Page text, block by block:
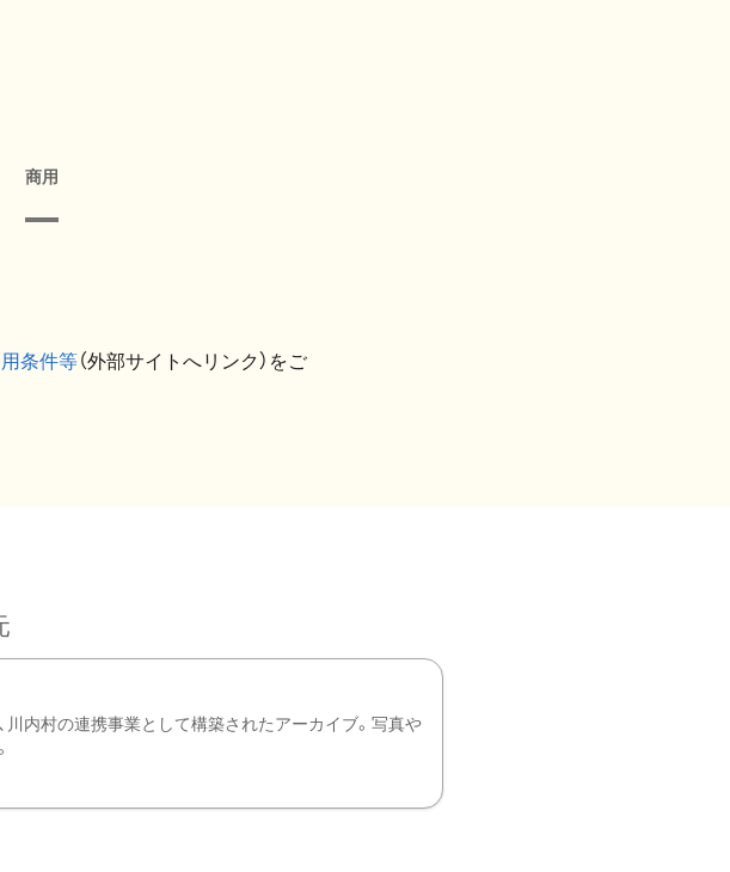
商用
条件等（外部サイトへリンク）をご
川内村の連携事業として構築されたアーカイブ。写真や